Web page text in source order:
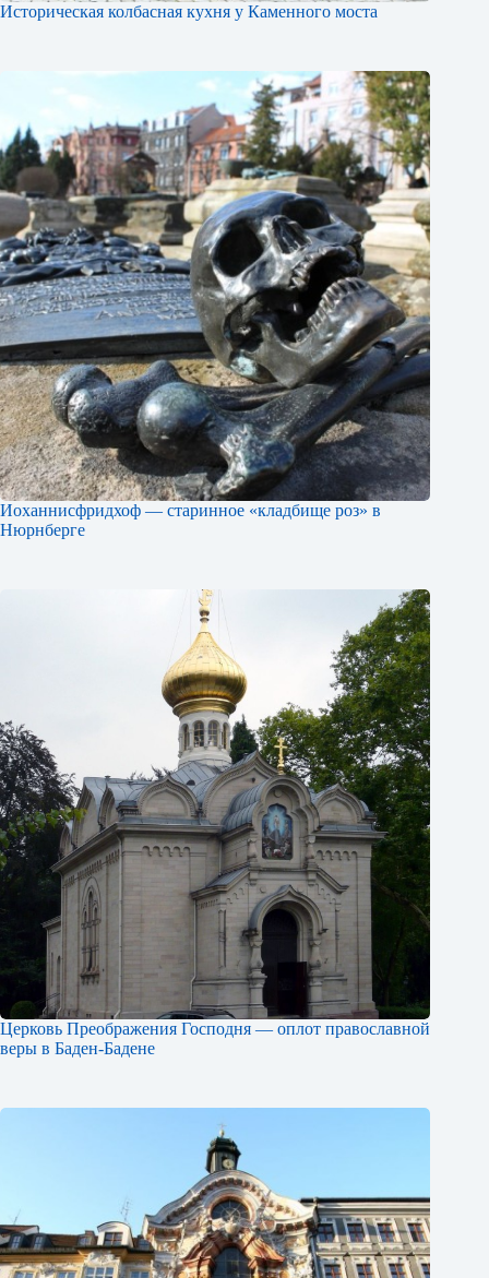
Историческая колбасная кухня у Каменного моста
Иоханнисфридхоф — старинное «кладбище роз» в
Нюрнберге
Церковь Преображения Господня — оплот православной
веры в Баден-Бадене